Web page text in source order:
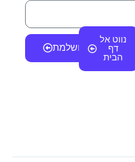
מצא עסקה מושלמת
נווט אל
דף
הבית